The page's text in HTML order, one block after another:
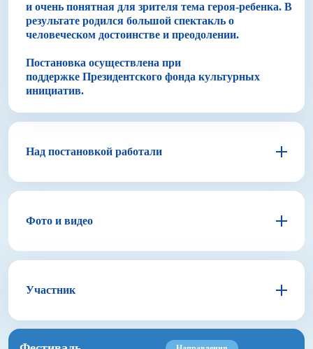
и очень понятная для зрителя тема героя-ребенка. В
результате родился большой спектакль о
человеческом достоинстве и преодолении.
Постановка осуществлена при
поддержке Президентского фонда культурных
инициатив.
Над постановкой работали
Автор инсценировки
Алёна Дудникова
Художник
Фото и видео
Участник